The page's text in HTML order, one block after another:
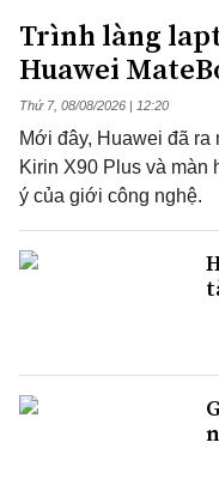
Trình làng
Huawei
Thứ 7, 08/08/2026 | 12:20
Mới đây, Huawei đã
Kirin X90 Plus và màn
ý của giới công nghệ.